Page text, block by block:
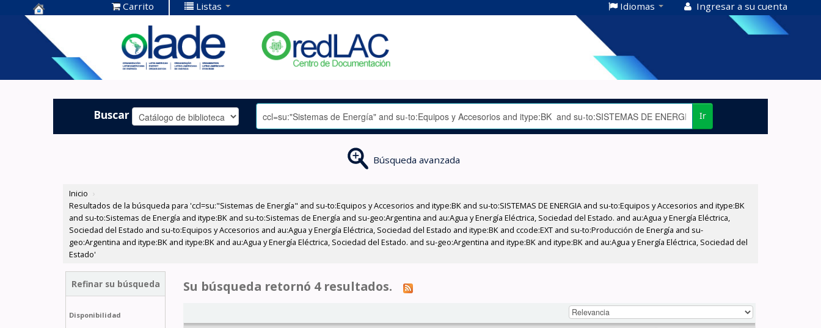
Centro de
Documentación
OLADE -
Carrito Listas Idiomas Ingresar a su cuenta
Buscar Ir
Búsqueda avanzada
Inicio ›
Resultados de la búsqueda para 'ccl=su:"Sistemas de Energía" and su-to:Equipos y Accesorios and itype:BK and su-to:SISTEMAS DE ENERGIA and su-to:Equipos y Accesorios and itype:BK
and su-to:Sistemas de Energía and itype:BK and su-to:Sistemas de Energía and su-geo:Argentina and au:Agua y Energía Eléctrica, Sociedad del Estado. and au:Agua y Energía Eléctrica,
Sociedad del Estado and su-to:Equipos y Accesorios and au:Agua y Energía Eléctrica, Sociedad del Estado and itype:BK and ccode:EXT and su-to:Producción de Energía and su-
geo:Argentina and itype:BK and itype:BK and au:Agua y Energía Eléctrica, Sociedad del Estado. and su-geo:Argentina and itype:BK and itype:BK and au:Agua y Energía Eléctrica, Sociedad del
Estado'
Refinar su búsqueda
Disponibilidad
Su búsqueda retornó 4 resultados.